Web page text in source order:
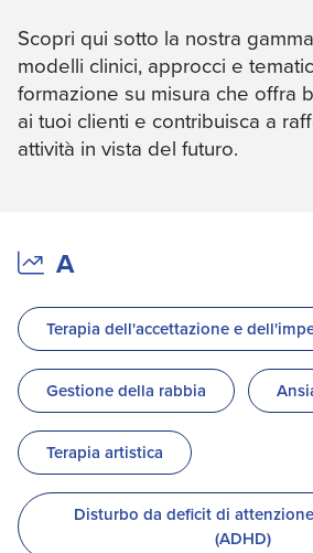
Scopri qui sotto la nostra
modelli clinici, approcci e
formazione su misura che offra
ai tuoi clienti e contribuisca a
attività in vista del futuro.
A
Terapia dell'accettazione e
Gestione della rabbia
Terapia artistica
Disturbo da deficit di
(ADHD)